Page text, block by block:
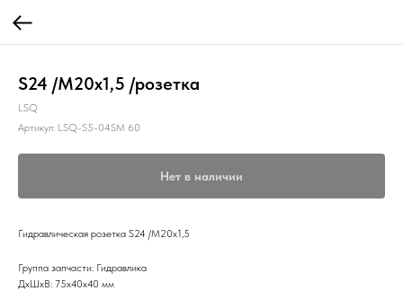
S24 /М20х1,5 /розетка
LSQ
Артикул: LSQ-S5-04SM 60
Нет в наличии
Гидравлическая розетка S24 /М20х1,5
Группа запчасти: Гидравлика
ДxШxВ: 75x40x40 мм